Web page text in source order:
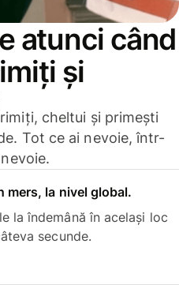
atunci când
și
cheltui și primești
Tot ce ai nevoie, într-
mers, la nivel global.
la îndemână în același loc
secunde.